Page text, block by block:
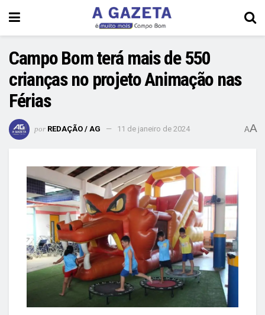
Campo Bom terá mais de 550
crianças no projeto Animação nas
Férias
por REDAÇÃO / AG 11 de janeiro de 2024 AA